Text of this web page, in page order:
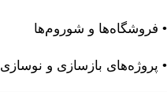
• فروشگاه‌ها و شوروم‌ها
• پروژه‌های بازسازی و نوسازی